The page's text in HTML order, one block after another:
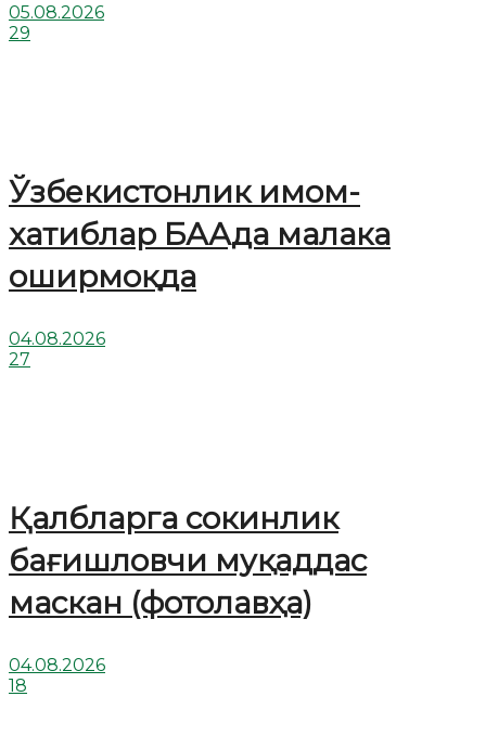
05.08.2026
29
Ўзбекистонлик имом-
хатиблар БААда малака
оширмоқда
04.08.2026
27
Қалбларга сокинлик
бағишловчи муқаддас
маскан (фотолавҳа)
04.08.2026
18